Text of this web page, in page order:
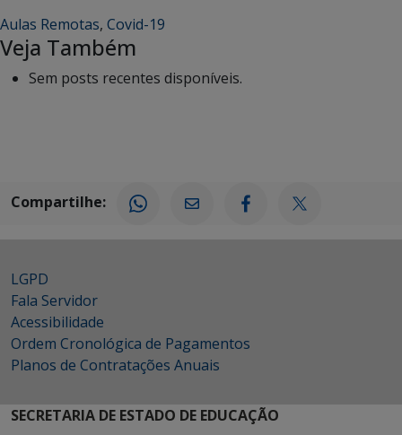
Aulas Remotas, Covid-19
Veja Também
Sem posts recentes disponíveis.
Compartilhe:
LGPD
Fala Servidor
Acessibilidade
Ordem Cronológica de Pagamentos
Planos de Contratações Anuais
SECRETARIA DE ESTADO DE EDUCAÇÃO